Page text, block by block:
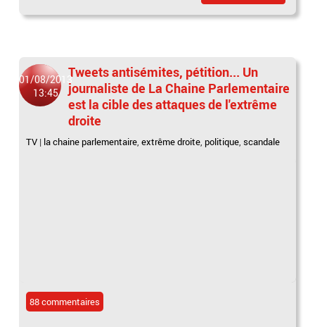
01/08/2013
13:45
Tweets antisémites, pétition... Un
journaliste de La Chaine Parlementaire
est la cible des attaques de l'extrême
droite
TV | la chaine parlementaire,extrême droite, politique,scandale
88 commentaires